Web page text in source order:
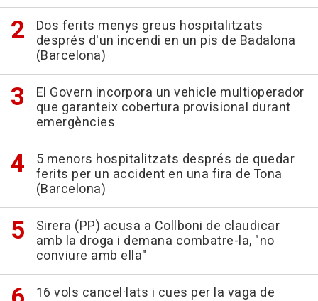
Dos ferits menys greus hospitalitzats
després d'un incendi en un pis de Badalona
(Barcelona)
El Govern incorpora un vehicle multioperador
que garanteix cobertura provisional durant
emergències
5 menors hospitalitzats després de quedar
ferits per un accident en una fira de Tona
(Barcelona)
Sirera (PP) acusa a Collboni de claudicar
amb la droga i demana combatre-la, "no
conviure amb ella"
16 vols cancel·lats i cues per la vaga de